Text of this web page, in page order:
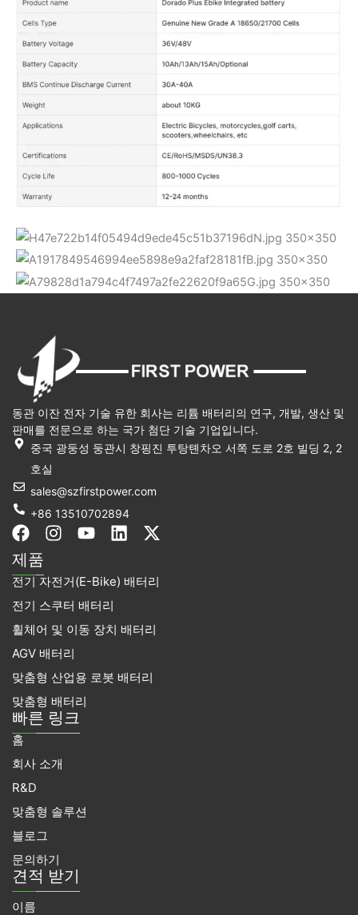
동관 이잔 전자 기술 유한 회사는 리튬 배터리의 연구, 개발, 생산 및
판매를 전문으로 하는 국가 첨단 기술 기업입니다.
중국 광둥성 둥관시 창핑진 투탕톈차오 서쪽 도로 2호 빌딩 2, 2
호실
sales@szfirstpower.com
+86 13510702894
F
a
c
e
b
o
o
k
인
그
램
유
링
인
X
위
제품
전기 자전거(E-Bike) 배터리
전기 스쿠터 배터리
휠체어 및 이동 장치 배터리
AGV 배터리
맞춤형 산업용 로봇 배터리
맞춤형 배터리
빠른 링크
홈
회사 소개
R&D
맞춤형 솔루션
블로그
문의하기
견적 받기